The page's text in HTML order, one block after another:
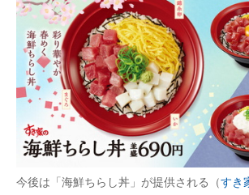
エネルギーの専門メディア
建設×テクノロジーの最前線
ちょっと気になるネットの話題
今後は「海鮮ちらし丼」が提供される（すき